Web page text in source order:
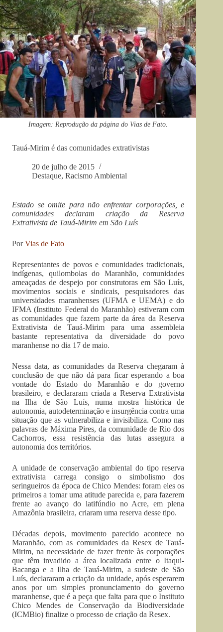
Imagem: Reprodução da página do Vias de Fato.
Tauá-Mirim é das comunidades extrativistas
20 de julho de 2015
Destaque, Racismo Ambiental
Estado se omite para não enfrentar corporações, e
comunidades declaram criação da Reserva
Extrativista de Tauá-Mirim em São Luís
PorVias de Fato
Representantes de povos e comunidades tradicionais,
indígenas, quilombolas do Maranhão, comunidades
ameaçadas de despejo por construtoras em São Luís,
movimentos sociais e sindicais, pesquisadores das
universidades maranhenses (UFMA e UEMA) e do
IFMA (Instituto Federal do Maranhão) estiveram com
as comunidades que fazem parte da área da Reserva
Extrativista de Tauá-Mirim para uma assembleia
bastante representativa da diversidade do povo
maranhense no dia 17 de maio.
Nessa data, as comunidades da Reserva chegaram à
conclusão de que não dá para ficar esperando a boa
vontade do Estado do Maranhão e do governo
brasileiro, e declararam criada a Reserva Extrativista
na Ilha de São Luís, numa mostra histórica de
autonomia, autodeterminação e insurgência contra uma
situação que as vulnerabiliza e invisibiliza. Como nas
palavras de Máxima Pires, da comunidade de Rio dos
Cachorros, essa resistência das lutas assegura a
autonomia dos territórios.
A unidade de conservação ambiental do tipo reserva
extrativista carrega consigo o simbolismo dos
seringueiros da época de Chico Mendes: foram eles os
primeiros a tomar uma atitude parecida e, para fazerem
frente ao avanço do latifúndio no Acre, em plena
Amazônia brasileira, criaram uma reserva desse tipo.
Décadas depois, movimento parecido acontece no
Maranhão, com as comunidades da Resex de Tauá-
Mirim, na necessidade de fazer frente às corporações
que têm invadido a área localizada entre o Itaqui-
Bacanga e a Ilha de Tauá-Mirim, a sudeste de São
Luís, declararam a criação da unidade, após esperarem
anos por um simples pronunciamento do governo
maranhense, que é a peça que falta para que o Instituto
Chico Mendes de Conservação da Biodiversidade
(ICMBio) finalize o processo de criação da Resex.